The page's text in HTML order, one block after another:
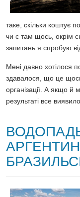
таке, скільки коштує
чи є там щось, окрім
запитань я спробую
Мені давно хотілося
здавалося, що це
організації. А якщо
результаті все